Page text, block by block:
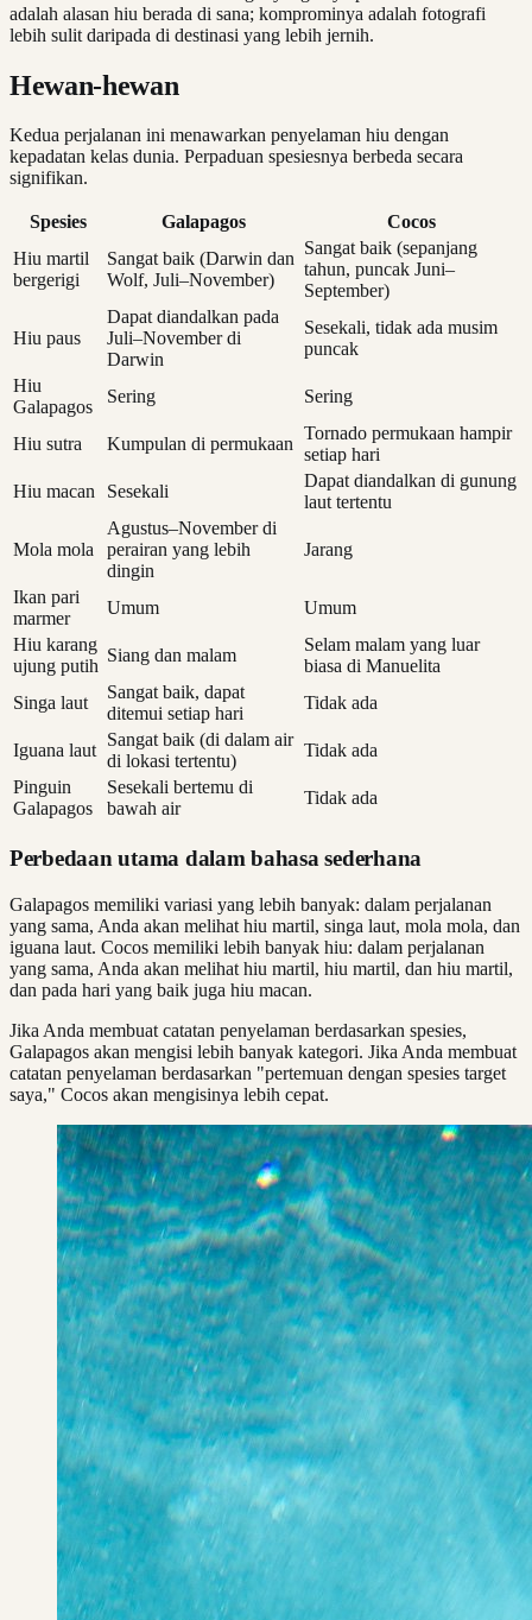
adalah alasan hiu berada di sana; komprominya adalah fotografi
lebih sulit daripada di destinasi yang lebih jernih.
Hewan-hewan
Kedua perjalanan ini menawarkan penyelaman hiu dengan
kepadatan kelas dunia. Perpaduan spesiesnya berbeda secara
signifikan.
Spesies Galapagos
Cocos
Hiu martil
bergerigi
Sangat baik (Darwin dan
Wolf, Juli–November)
Sangat baik (sepanjang
tahun, puncak Juni–
September)
Hiu paus
Dapat diandalkan pada
Juli–November di
Darwin
Sesekali, tidak ada musim
puncak
Hiu
Galapagos
Sering Sering
Hiu sutra Kumpulan di permukaan
Tornado permukaan hampir
setiap hari
Hiu macan
Sesekali
Dapat diandalkan di gunung
laut tertentu
Mola mola
Agustus–November di
perairan yang lebih
dingin
Jarang
Ikan pari
marmer
Umum
Umum
Hiu karang
ujung putih
Siang dan malam
Selam malam yang luar
biasa di Manuelita
Singa laut
Sangat baik, dapat
ditemui setiap hari
Tidak ada
Iguana laut
Sangat baik (di dalam air
di lokasi tertentu)
Tidak ada
Pinguin
Galapagos
Sesekali bertemu di
bawah air
Tidak ada
Perbedaan utama dalam bahasa sederhana
Galapagos memiliki variasi yang lebih banyak: dalam perjalanan
yang sama, Anda akan melihat hiu martil, singa laut, mola mola, dan
iguana laut. Cocos memiliki lebih banyak hiu: dalam perjalanan
yang sama, Anda akan melihat hiu martil, hiu martil, dan hiu martil,
dan pada hari yang baik juga hiu macan.
Jika Anda membuat catatan penyelaman berdasarkan spesies,
Galapagos akan mengisi lebih banyak kategori. Jika Anda membuat
catatan penyelaman berdasarkan "pertemuan dengan spesies target
saya," Cocos akan mengisinya lebih cepat.